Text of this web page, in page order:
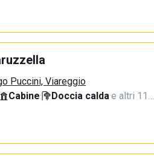
Puccini, Viareggio
Cabine· Doccia calda·e altri 11…